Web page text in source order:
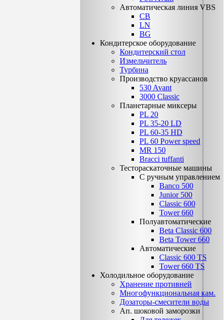
Автоматическая линия VBS
CB
LN
BG
Кондитерское оборудование
Кондитерский стол
Измельчитель
Турбина
Производство круассанов
530 Avant
3000 Classic
Планетарные миксеры
PL 20
PL 35-20 LD
PL 60-35 НD
PL 60 Power speed
MR 150
Bracci tuffanti
Тестораскаточные машины
С ручным управлением
Banco 500
Junior 500
Classic 600
Tower 660
Полуавтоматические
Beta Classic 600
Beta Tower 660
Автоматические
Classic 600 TS
Tower 660 TS
Холодильное оборудование
Хранение противней
Многофункциональная кам.
Дозаторы-смесители воды
Ап. шоковой заморозки